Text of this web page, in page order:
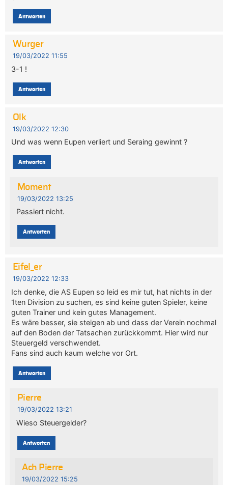
Antworten
Wurger
19/03/2022 11:55
3-1 !
Antworten
Olk
19/03/2022 12:30
Und was wenn Eupen verliert und Seraing gewinnt ?
Antworten
Moment
19/03/2022 13:25
Passiert nicht.
Antworten
Eifel_er
19/03/2022 12:33
Ich denke, die AS Eupen so leid es mir tut, hat nichts in der
1ten Division zu suchen, es sind keine guten Spieler, keine
guten Trainer und kein gutes Management.
Es wäre besser, sie steigen ab und dass der Verein nochmal
auf den Boden der Tatsachen zurückkommt. Hier wird nur
Steuergeld verschwendet.
Fans sind auch kaum welche vor Ort.
Antworten
Pierre
19/03/2022 13:21
Wieso Steuergelder?
Antworten
Ach Pierre
19/03/2022 15:25